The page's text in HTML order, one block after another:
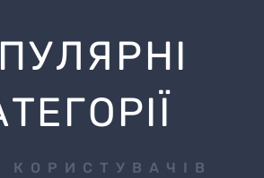
КОРИСТУВАЧІВ